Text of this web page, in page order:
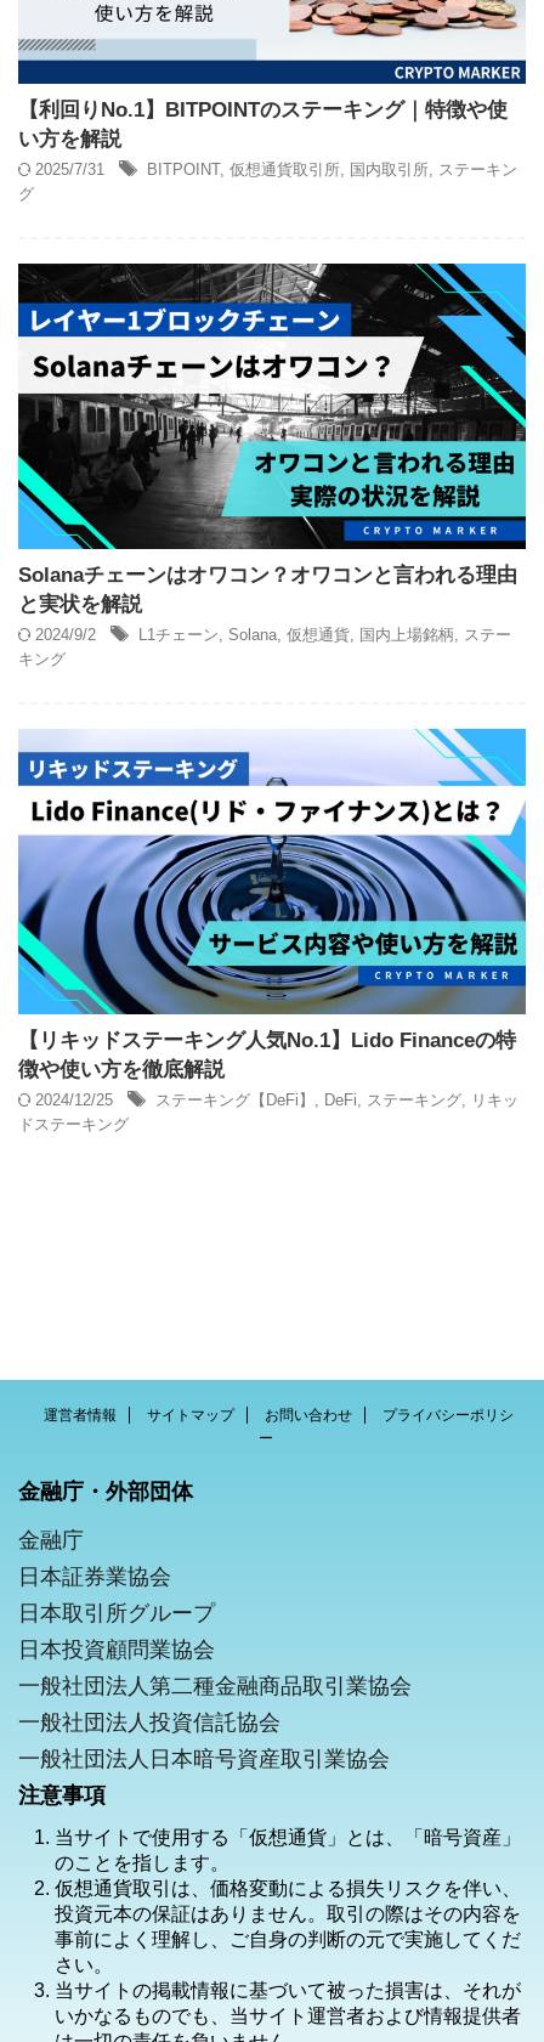
【利回りNo.1】BITPOINTのステーキング｜特徴や使
い方を解説
2025/7/31 BITPOINT, 仮想通貨取引所 国内取引所
ステーキン
グ
Solanaチェーンはオワコン？オワコンと言われる理由
と実状を解説
2024/9/2 L1チェーン Solana 仮想通貨 国内上場銘柄
ステー
キング
【リキッドステーキング人気No.1】Lido Financeの特
徴や使い方を徹底解説
2024/12/25 ステーキング【DeFi】 DeFi ステーキング
リキッ
ドステーキング
運営者情報 サイトマップ お問い合わせ
プライバシーポリシ
ー
金融庁・外部団体
金融庁
日本証券業協会
日本取引所グループ
日本投資顧問業協会
一般社団法人第二種金融商品取引業協会
一般社団法人投資信託協会
一般社団法人日本暗号資産取引業協会
注意事項
当サイトで使用する「仮想通貨」とは、「暗号資産」
のことを指します。
仮想通貨取引は、価格変動による損失リスクを伴い、
投資元本の保証はありません。取引の際はその内容を
事前によく理解し、ご自身の判断の元で実施してくだ
さい。
当サイトの掲載情報に基づいて被った損害は、それが
いかなるものでも、当サイト運営者および情報提供者